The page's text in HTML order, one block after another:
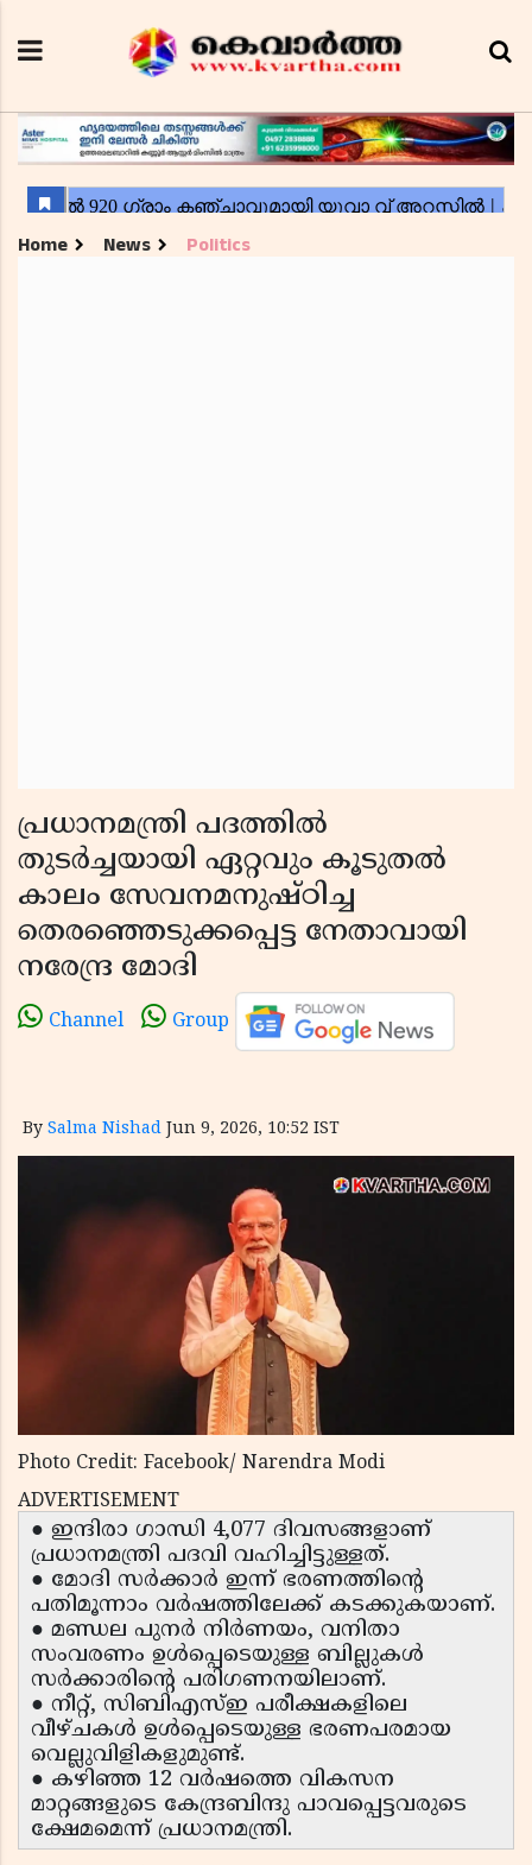
Home News Politics
പ്രധാനമന്ത്രി പദത്തിൽ
തുടർച്ചയായി ഏറ്റവും കൂടുതൽ
കാലം സേവനമനുഷ്ഠിച്ച
തെരഞ്ഞെടുക്കപ്പെട്ട നേതാവായി
നരേന്ദ്ര മോദി
Channel Group
By Salma Nishad Jun 9, 2026, 10:52 IST
Photo Credit: Facebook/ Narendra Modi
ADVERTISEMENT
● ഇന്ദിരാ ഗാന്ധി 4,077 ദിവസങ്ങളാണ്
പ്രധാനമന്ത്രി പദവി വഹിച്ചിട്ടുള്ളത്.
● മോദി സർക്കാർ ഇന്ന് ഭരണത്തിന്റെ
പതിമൂന്നാം വർഷത്തിലേക്ക് കടക്കുകയാണ്.
● മണ്ഡല പുനർ നിർണയം, വനിതാ
സംവരണം ഉൾപ്പെടെയുള്ള ബില്ലുകൾ
സർക്കാരിന്റെ പരിഗണനയിലാണ്.
● നീറ്റ്, സിബിഎസ്ഇ പരീക്ഷകളിലെ
വീഴ്ചകൾ ഉൾപ്പെടെയുള്ള ഭരണപരമായ
വെല്ലുവിളികളുമുണ്ട്.
● കഴിഞ്ഞ 12 വർഷത്തെ വികസന
മാറ്റങ്ങളുടെ കേന്ദ്രബിന്ദു പാവപ്പെട്ടവരുടെ
ക്ഷേമമെന്ന് പ്രധാനമന്ത്രി.